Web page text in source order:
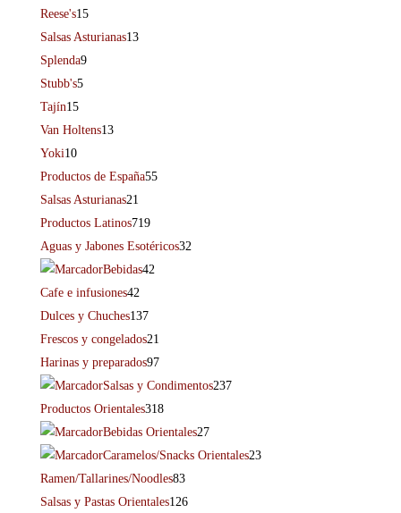
Reese's15
Salsas Asturianas13
Splenda9
Stubb's5
Tajín15
Van Holtens13
Yoki10
Productos de España55
Salsas Asturianas21
Productos Latinos719
Aguas y Jabones Esotéricos32
Bebidas42
Cafe e infusiones42
Dulces y Chuches137
Frescos y congelados21
Harinas y preparados97
Salsas y Condimentos237
Productos Orientales318
Bebidas Orientales27
Caramelos/Snacks Orientales23
Ramen/Tallarines/Noodles83
Salsas y Pastas Orientales126